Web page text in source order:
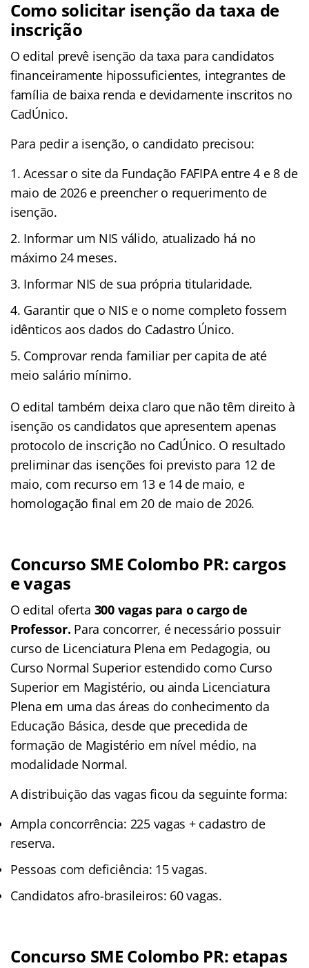
Como solicitar isenção da taxa de
inscrição
O edital prevê isenção da taxa para candidatos
financeiramente hipossuficientes, integrantes de
família de baixa renda e devidamente inscritos no
CadÚnico.
Para pedir a isenção, o candidato precisou:
Acessar o site da Fundação FAFIPA entre 4 e 8 de
maio de 2026 e preencher o requerimento de
isenção.
Informar um NIS válido, atualizado há no
máximo 24 meses.
Informar NIS de sua própria titularidade.
Garantir que o NIS e o nome completo fossem
idênticos aos dados do Cadastro Único.
Comprovar renda familiar per capita de até
meio salário mínimo.
O edital também deixa claro que não têm direito à
isenção os candidatos que apresentem apenas
protocolo de inscrição no CadÚnico. O resultado
preliminar das isenções foi previsto para 12 de
maio, com recurso em 13 e 14 de maio, e
homologação final em 20 de maio de 2026.
Concurso SME Colombo PR: cargos
e vagas
O edital oferta 300 vagas para o cargo de
Professor. Para concorrer, é necessário possuir
curso de Licenciatura Plena em Pedagogia, ou
Curso Normal Superior estendido como Curso
Superior em Magistério, ou ainda Licenciatura
Plena em uma das áreas do conhecimento da
Educação Básica, desde que precedida de
formação de Magistério em nível médio, na
modalidade Normal.
A distribuição das vagas ficou da seguinte forma:
Ampla concorrência: 225 vagas + cadastro de
reserva.
Pessoas com deficiência: 15 vagas.
Candidatos afro-brasileiros: 60 vagas.
Concurso SME Colombo PR: etapas